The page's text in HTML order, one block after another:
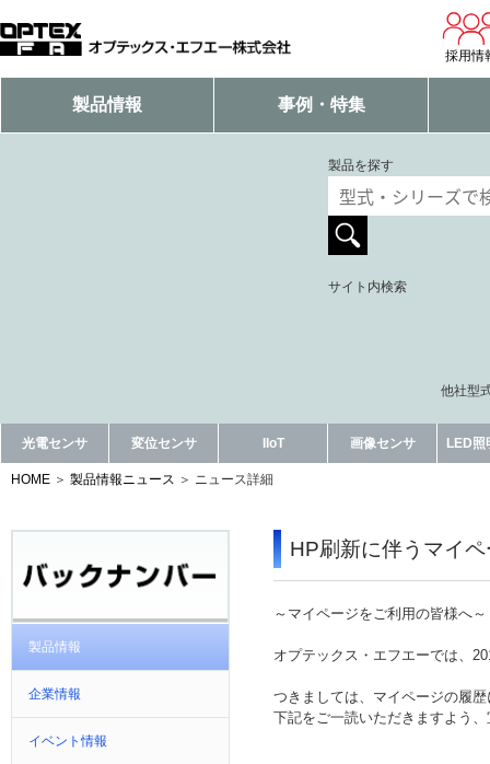
採用情
製品情報 事例・特集
製品を探す
サイト内検索
他社型
光電センサ 変位センサ IIoT 画像センサ LED照
HOME 製品情報ニュース ニュース詳細
製品情報
企業情報
イベント情報
HP刷新に伴うマイ
～マイページをご利用の皆様へ～
オプテックス・エフエーでは、
つきましては、マイページの履
下記をご一読いただきますよう